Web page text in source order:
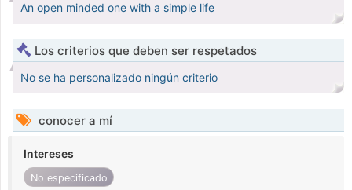
An open minded one with a simple life
Los criterios que deben ser respetados
No se ha personalizado ningún criterio
conocer a mí
Intereses
No especificado